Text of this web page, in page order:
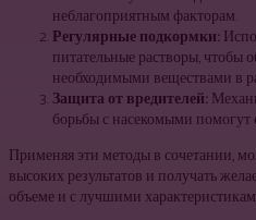
неблагоприятным факторам.
Регулярные подкормки:
питательные растворы, чтобы
необходимыми веществами в
Защита от вредителей:
борьбы с насекомыми помогут
Применяя эти методы в сочетании,
высоких результатов и получать
объеме и с лучшими